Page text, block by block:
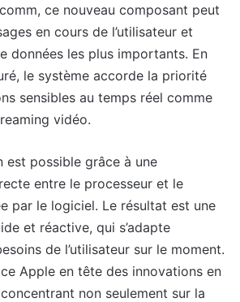
ce nouveau composant peut
en cours de l’utilisateur et
données les plus importants. En
le système accorde la priorité
sensibles au temps réel comme
vidéo.
est possible grâce à une
entre le processeur et le
par le logiciel. Le résultat est une
et réactive, qui s’adapte
de l’utilisateur sur le moment.
Apple en tête des innovations en
non seulement sur la